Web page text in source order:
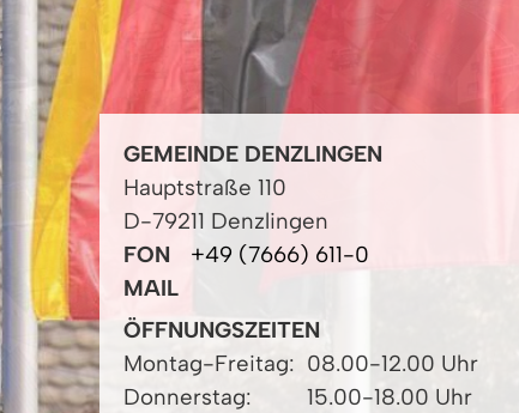
GEMEINDE DENZLINGEN
Hauptstraße 110
D-79211 Denzlingen
FON
+49 (7666) 611-0
MAIL
ÖFFNUNGSZEITEN
Montag-Freitag: 08.00-12.00 Uhr
Donnerstag:
15.00-18.00 Uhr